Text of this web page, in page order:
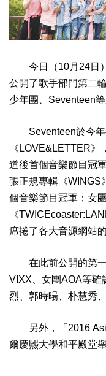
今日（10月24日
公開了歌手部門第二
少年團、Seventeen等
Seventeen於今
《LOVE&LETTER》
道後首個音樂節目冠
張正規專輯《WINGS
個音樂節目冠軍；女
《
席捲了各大音源網站
在此前公開的第
VIXX、女團AOA等確
烈、郭時暘、朴慧秀
另外，「2016
爾慶熙大學和平殿堂舉